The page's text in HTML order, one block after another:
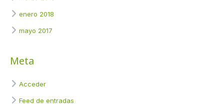
enero 2018
mayo 2017
Meta
Acceder
Feed de entradas